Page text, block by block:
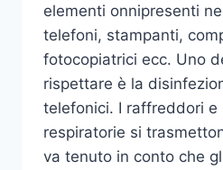
elementi onnipresenti
telefoni, stampanti,
fotocopiatrici ecc. Uno
rispettare è la
telefonici. I raffreddori e
respiratorie si
va tenuto in conto che